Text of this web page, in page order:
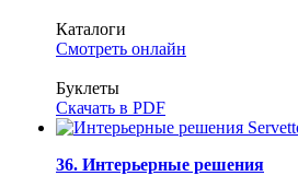
Каталоги
Смотреть онлайн
Буклеты
Скачать в PDF
36. Интерьерные решения